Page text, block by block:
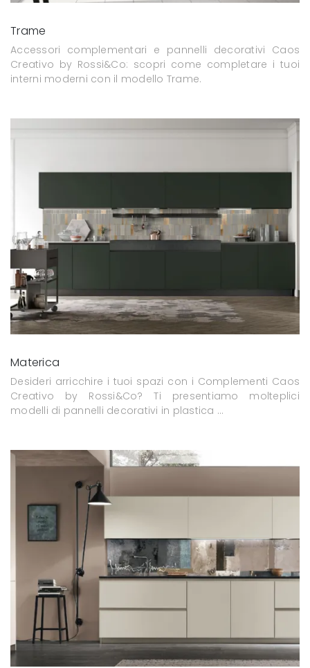
Trame
Accessori complementari e pannelli decorativi Caos
Creativo by Rossi&Co: scopri come completare i tuoi
interni moderni con il modello Trame.
Materica
Desideri arricchire i tuoi spazi con i Complementi Caos
Creativo by Rossi&Co? Ti presentiamo molteplici
modelli di pannelli decorativi in plastica ...